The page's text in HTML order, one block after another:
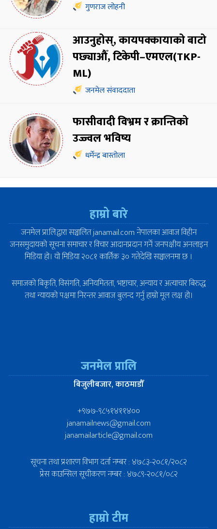
गुणराज लोहनी
आउनुहोस्, कायपक्कायाको बाटो
पछ्याऔँ, टिकेपी–एमएल(TKP-
ML)
जनमेल संवाददाता
फासीवादी विभ्रम र क्रान्तिको
उज्ज्वल भविष्य
धर्मेन्द्र बास्तोला
हाम्रो बारे
जनमेल प्रा.लि.द्वारा सञ्चालित janamail.com नेपालका आवाज विहीन
जनसमुदायको सूचना समाचार र विचार आदानप्रदान गर्ने जनपक्षीय अनलाइन
मिडिया हो। यो मिडिया २०८१ कार्तिक ३० गतेदेखि सञ्चालनमा छ ।
समाजको बिकृति, विसंगति, अनियमितता, भष्टाचार, अन्याय र अत्याचार बिरुद्ध
तथा न्यायको पक्षमा निरन्तर आवाज बुलन्द गर्नु हाम्रो मूल लक्ष हो।
जनमेल प्रालि
बिजुलीबजार, काठमाडौँ
+९७७-९८५१४११४००
janamailnews@gmail.com
janamailarticle@gmail.com
सूचना तथा प्रशारण विभाग दर्ता नम्बर : ४७८३-२०८१/२०८२
प्रेस काउन्सिल सूचीकरण नम्बर : ४७८९-२०८१/०८२
हाम्रो टीम